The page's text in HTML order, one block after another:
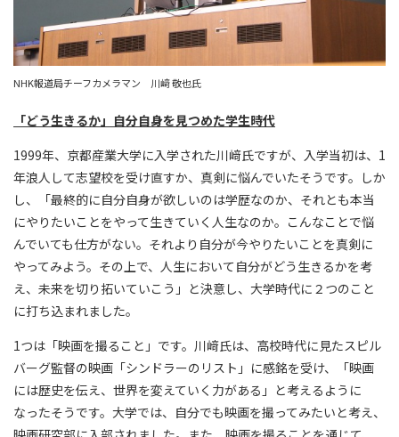
NHK報道局チーフカメラマン 川﨑 敬也氏
「どう生きるか」自分自身を見つめた学生時代
1999年、京都産業大学に入学された川﨑氏ですが、入学当初は、1
年浪人して志望校を受け直すか、真剣に悩んでいたそうです。しか
し、「最終的に自分自身が欲しいのは学歴なのか、それとも本当
にやりたいことをやって生きていく人生なのか。こんなことで悩
んでいても仕方がない。それより自分が今やりたいことを真剣に
やってみよう。その上で、人生において自分がどう生きるかを考
え、未来を切り拓いていこう」と決意し、大学時代に２つのこと
に打ち込まれました。
1つは「映画を撮ること」です。川﨑氏は、高校時代に見たスピル
バーグ監督の映画「シンドラーのリスト」に感銘を受け、「映画
には歴史を伝え、世界を変えていく力がある」と考えるように
なったそうです。大学では、自分でも映画を撮ってみたいと考え、